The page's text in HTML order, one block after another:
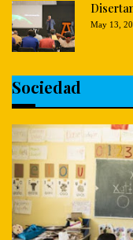
May 13,
Sociedad